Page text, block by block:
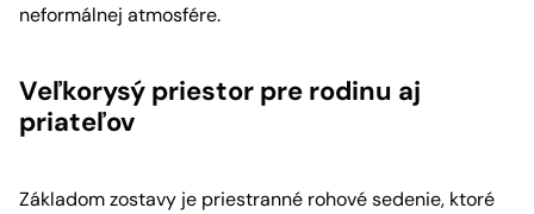
neformálnej atmosfére.
Veľkorysý priestor pre rodinu aj
priateľov
Základom zostavy je priestranné rohové sedenie, ktoré